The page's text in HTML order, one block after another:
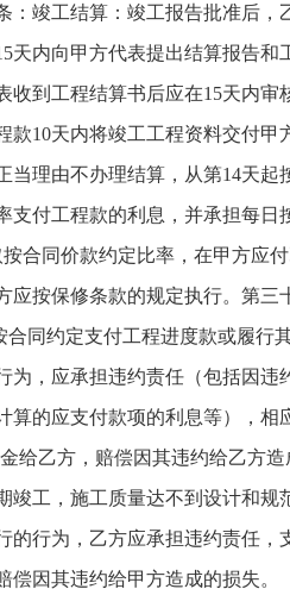
：竣工结算：竣工报告批准后，
天内向甲方代表提出结算报告和
收到工程结算书后应在15天内审
款10天内将竣工工程资料交付甲
当理由不办理结算，从第14天起
支付工程款的利息，并承担每日
合同价款约定比率，在甲方应
应按保修条款的规定执行。第三
同约定支付工程进度款或履行
为，应承担违约责任（包括因违
算的应支付款项的利息等），相
给乙方，赔偿因其违约给乙方造
竣工，施工质量达不到设计和规
的行为，乙方应承担违约责任，
偿因其违约给甲方造成的损失。